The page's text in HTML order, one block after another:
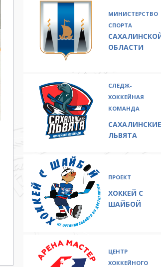
МИНИСТЕРСТВО
СПОРТА
ОБЛАСТИ
СЛЕДЖ-
ХОККЕЙНАЯ
КОМАНДА
САХАЛИНСКИЕ
ЛЬВЯТА
ПРОЕКТ
ХОККЕЙ С
ШАЙБОЙ
ЦЕНТР
ХОККЕЙНОГО